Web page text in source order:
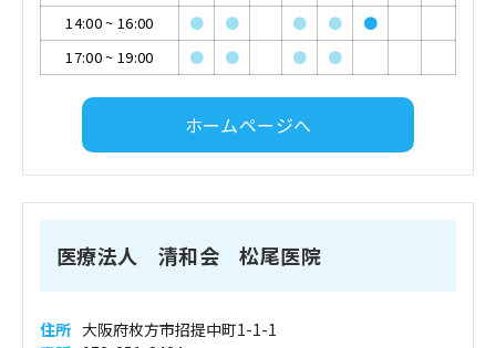
14:00~ 16:00 ● ● ● ●
●
17:00~ 19:00 ● ● ● ●
ホームページへ
医療法人 清和会 松尾医院
住所 大阪府枚方市招提中町1-1-1